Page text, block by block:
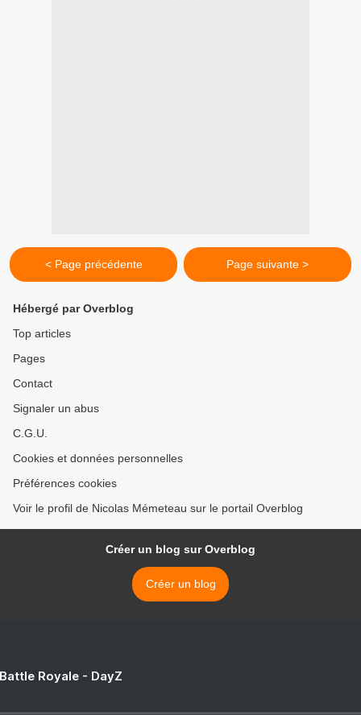
< Page précédente Page suivante >
Hébergé par Overblog
Top articles
Pages
Contact
Signaler un abus
C.G.U.
Cookies et données personnelles
Préférences cookies
Voir le profil de Nicolas Mémeteau sur le portail Overblog
Créer un blog sur Overblog
Créer un blog
Royale - DayZ